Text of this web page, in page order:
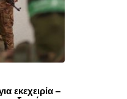
εκεχειρία –